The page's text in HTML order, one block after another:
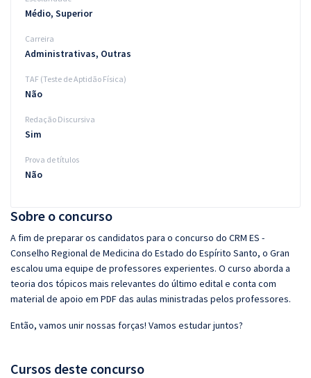
Sobre o concurso
A fim de preparar os candidatos para o concurso do CRM ES -
Conselho Regional de Medicina do Estado do Espírito Santo, o Gran
escalou uma equipe de professores experientes. O curso aborda a
teoria dos tópicos mais relevantes do último edital e conta com
material de apoio em PDF das aulas ministradas pelos professores.
Então, vamos unir nossas forças! Vamos estudar juntos?
Cursos deste concurso
Médio, Superior
Carreira
Administrativas, Outras
TAF (Teste de Aptidão Física)
Não
Redação Discursiva
Sim
Prova de títulos
Não